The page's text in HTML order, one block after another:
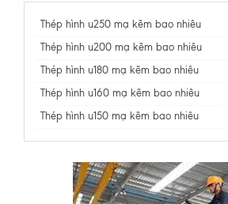
Thép hình u250 mạ kẽm bao nhiêu
Thép hình u200 mạ kẽm bao nhiêu
Thép hình u180 mạ kẽm bao nhiêu
Thép hình u160 mạ kẽm bao nhiêu
Thép hình u150 mạ kẽm bao nhiêu